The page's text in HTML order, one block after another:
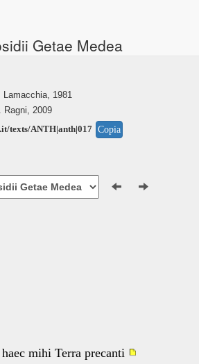
Getae Medea
Lamacchia, 1981
Ragni, 2009
texts/ANTH|anth|017 Copia
mihi Terra precanti